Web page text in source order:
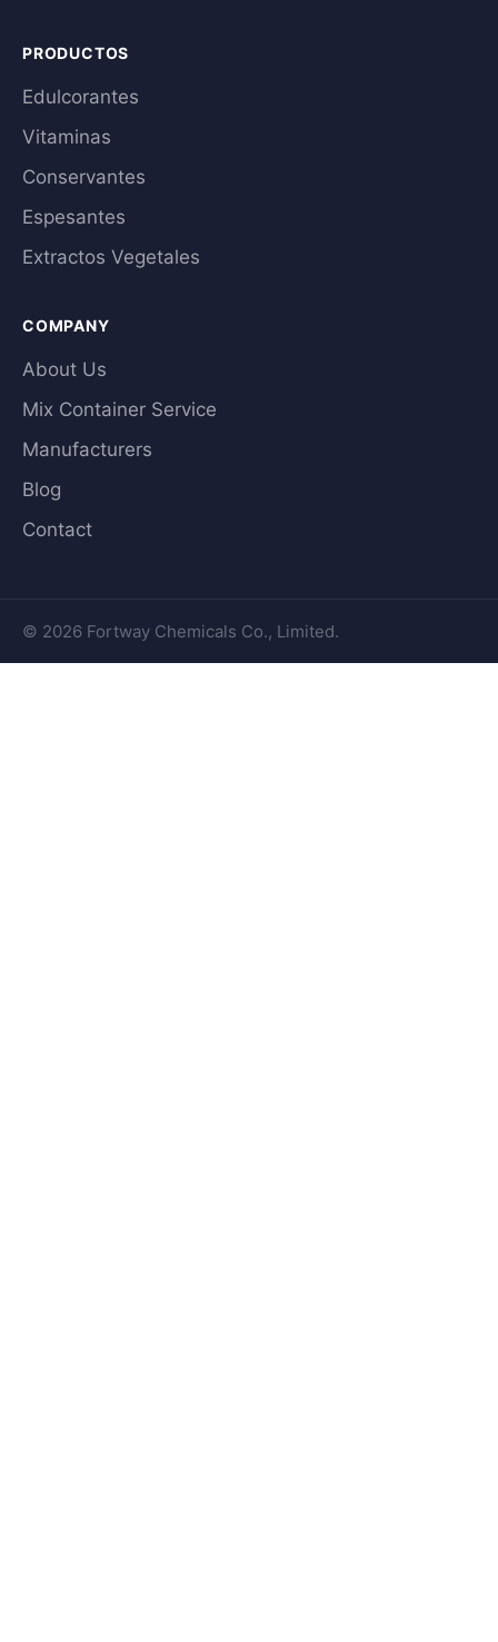
PRODUCTOS
Edulcorantes
Vitaminas
Conservantes
Espesantes
Extractos Vegetales
COMPANY
About Us
Mix Container Service
Manufacturers
Blog
Contact
© 2026 Fortway Chemicals Co., Limited.